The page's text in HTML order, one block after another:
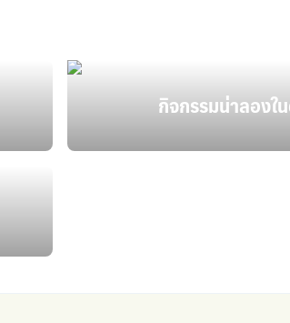
กิจกรรมน่าลองใ